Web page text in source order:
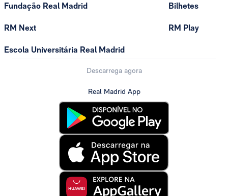
Fundação Real Madrid
RM Next
Escola Universitária Real Madrid
Bilhetes
RM Play
Descarrega agora
Real Madrid App